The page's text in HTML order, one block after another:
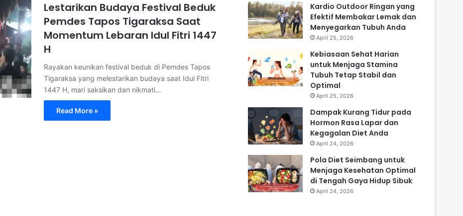
Lestarikan Budaya Festival Beduk
Pemdes Tapos Tigaraksa Saat
Momentum Lebaran Idul Fitri 1447
H
Rayakan keunikan festival beduk di Pemdes Tapos
Tigaraksa yang melestarikan budaya saat Idul Fitri
1447 H, mari saksikan dan nikmati…
Read More »
Kardio Outdoor Ringan yang
Efektif Membakar Lemak dan
Menyegarkan Tubuh Anda
April 25, 2026
Kebiasaan Sehat Harian
untuk Menjaga Stamina
Tubuh Tetap Stabil dan
Optimal
April 25, 2026
Dampak Kurang Tidur pada
Hormon Rasa Lapar dan
Kegagalan Diet Anda
April 24, 2026
Pola Diet Seimbang untuk
Menjaga Kesehatan Optimal
di Tengah Gaya Hidup Sibuk
April 24, 2026